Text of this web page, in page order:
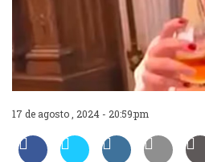
17 de agosto , 2024 - 20:59:pm